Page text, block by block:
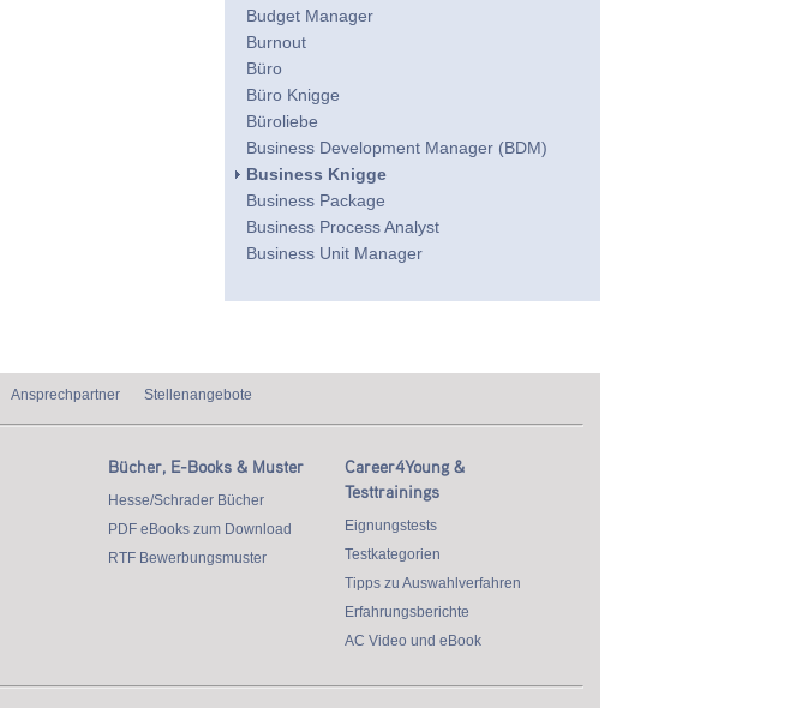
Budget Manager
Burnout
Büro
Büro Knigge
Büroliebe
Business Development Manager (BDM)
Business Knigge
Business Package
Business Process Analyst
Business Unit Manager
Ansprechpartner Stellenangebote
Bücher, E-Books & Muster
Hesse/Schrader Bücher
PDF eBooks zum Download
RTF Bewerbungsmuster
Career4Young &
Testtrainings
Eignungstests
Testkategorien
Tipps zu Auswahlverfahren
Erfahrungsberichte
AC Video und eBook